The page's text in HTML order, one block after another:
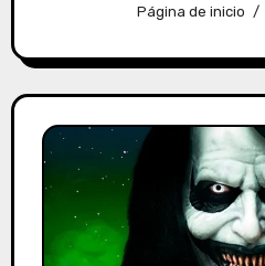
Página de inicio